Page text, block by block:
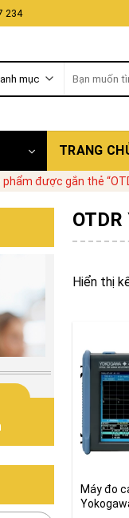
234
kiếm:
TRANG
phẩm được gắn thẻ
OTDR
Hiển thị
Máy đo